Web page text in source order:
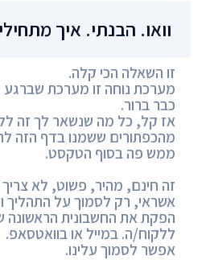
וואו. הבנתי. איך
זו השאלה הכי קלה.
מערכת נוחה זו מערכת שברגע
כבר ברור.
אז קל, כל מה שנשאר לך זה
מהכפתורים ששמנו בדף הזה
ממש פה בסוף הטקסט.
זה חינם, מהיר, פשוט, לא
אשראי, רק לסמוך על התהליך
הפקת את החשבונית הראשונה
ללקוח/ה. במייל או בוואטסאפ.
אפשר לסמוך עלינו.